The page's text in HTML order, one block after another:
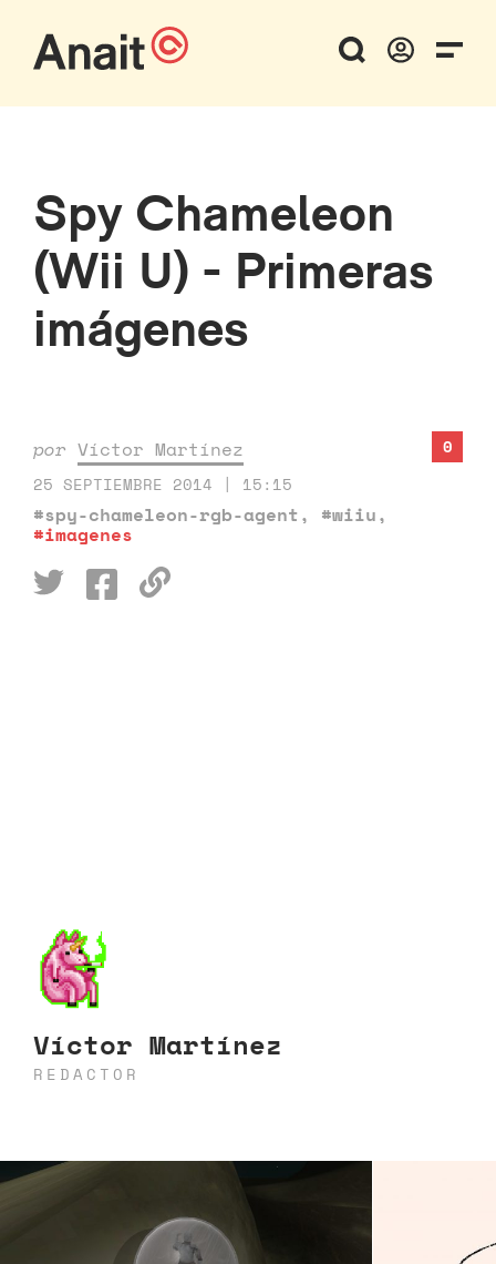
Spy Chameleon
(Wii U) - Primeras
imágenes
por Víctor Martínez
25 SEPTIEMBRE 2014 | 15:15
#spy-chameleon-rgb-agent, #wiiu,
#imagenes
0
Víctor Martínez
REDACTOR